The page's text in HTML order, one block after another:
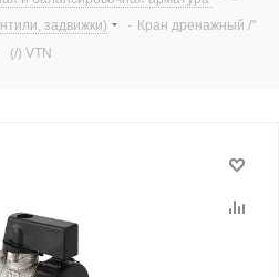
задвижки)
- Кран дренажный /"
(/) VTN